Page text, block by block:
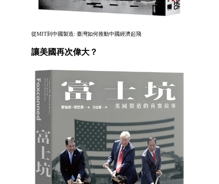
從MIT到中國製造: 臺灣如何推動中國經濟起飛
讓美國再次偉大？